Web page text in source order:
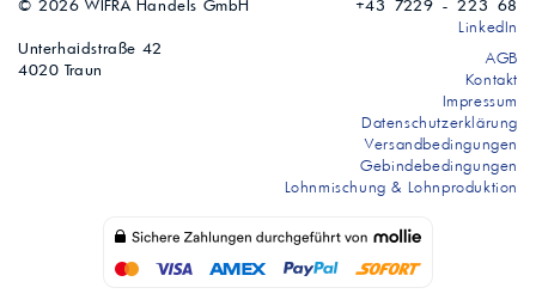
© 2026 WIFRA Handels GmbH
Unterhaidstraße 42
4020 Traun
+43 7229 - 223 68
LinkedIn
AGB
Kontakt
Impressum
Datenschutzerklärung
Versandbedingungen
Gebindebedingungen
Lohnmischung & Lohnproduktion